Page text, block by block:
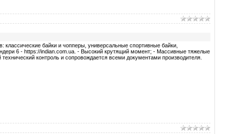
байки и чопперы, универсальные спортивные байки,
6 - https://indian.com.ua. - Высокий крутящий момент; - Массивные тяжелые
контроль и сопровождается всеми документами производителя.